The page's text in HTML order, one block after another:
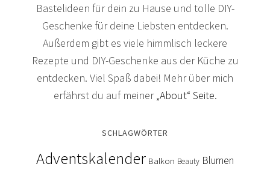
Bastelideen für dein zu Hause und tolle DIY-
Geschenke für deine Liebsten entdecken.
Außerdem gibt es viele himmlisch leckere
Rezepte und DIY-Geschenke aus der Küche zu
entdecken. Viel Spaß dabei! Mehr über mich
erfährst du auf meiner„About“ Seite.
SCHLAGWÖRTER
Adventskalender Balkon Beauty Blumen